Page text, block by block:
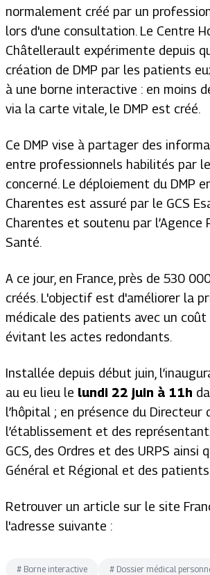
normalement créé par un
lors d'une consultation. Le Centre
Châtellerault expérimente depuis
création de DMP par les patients
à une borne interactive : en moins
via la carte vitale, le DMP est créé.
Ce DMP vise à partager des
entre professionnels habilités par
concerné. Le déploiement du DMP
Charentes est assuré par le GCS
Charentes et soutenu par l’Agence
Santé.
A ce jour, en France, près de 530
créés. L'objectif est d'améliorer la
médicale des patients avec un coût
évitant les actes redondants.
Installée depuis début juin,
au eu lieu le lundi 22 juin à 11h
l’hôpital ; en présence du Directeur
l’établissement et des
GCS, des Ordres et des URPS ainsi
Général et Régional et des patients.
Retrouver un article sur le site
l'adresse suivante :
# Borne interactive # Dossier médical